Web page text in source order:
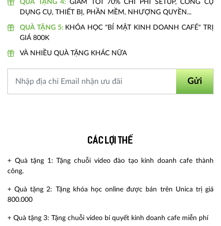
QUÀ TẶNG 4:GIẢM TỚI 70% CHI PHÍ SETUP, CÔNG CỤ
DỤNG CỤ, THIẾT BỊ, PHẦN MỀM, NHƯỢNG QUYỀN...
QUÀ TẶNG 5: KHÓA HỌC "BÍ MẬT KINH DOANH CAFÉ" TRỊ
GIÁ 800K
VÀ NHIỀU QUÀ TẶNG KHÁC NỮA
Gửi
Các lợi thế
+ Quà tặng 1: Tặng chuỗi video đào tạo kinh doanh cafe thành
công.
+ Quà tặng 2: Tặng khóa học online được bán trên Unica trị giá
800.000
+ Quà tặng 3: Tặng chuỗi video bí quyết kinh doanh cafe miễn phí